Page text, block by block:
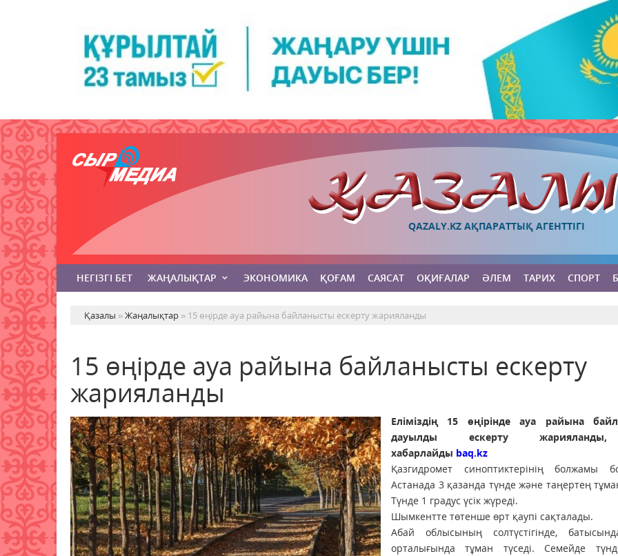
QAZALY.KZ АҚПАРАТТЫҚ АГЕНТТІГІ
НЕГІЗГІ БЕТ ЖАҢАЛЫҚТАР ЭКОНОМИКА ҚОҒАМ САЯСАТ ОҚИҒАЛАР ӘЛЕМ ТАРИХ СПОРТ
Қазалы »Жаңалықтар » 15 өңірде ауа райына байланысты ескерту жарияланды
15 өңірде ауа райына байланысты ескерту
жарияланды
Еліміздің 15 өңірінде ауа райына
дауылды ескерту
хабарлайды baq.kz
Қазгидромет синоптиктерінің болжамы
Астанада 3 қазанда түнде және таңертең
Түнде 1 градус үсік жүреді.
Шымкентте төтенше өрт қаупі сақталады.
Абай облысының солтүстігінде,
орталығында тұман түседі. Семейде